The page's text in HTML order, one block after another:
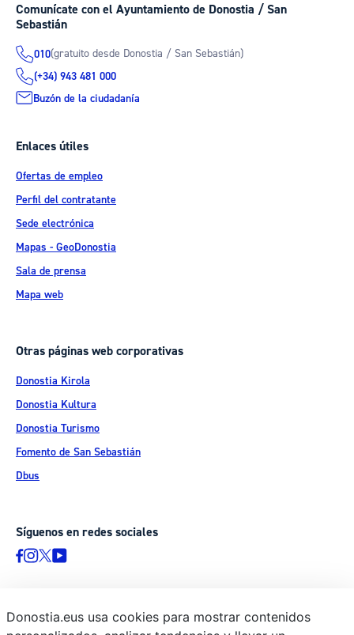
Comunícate con el Ayuntamiento de Donostia / San
Sebastián
010(gratuito desde Donostia / San Sebastián)
(+34) 943 481 000
Buzón de la ciudadanía
Enlaces útiles
Ofertas de empleo
Perfil del contratante
Sede electrónica
Mapas - GeoDonostia
Sala de prensa
Mapa web
Otras páginas web corporativas
Donostia Kirola
Donostia Kultura
Donostia Turismo
Fomento de San Sebastián
Dbus
Síguenos en redes sociales
© Donostiako Udala - Ayuntamiento de Donostia / San Sebastián
Donostia.eus usa cookies para mostrar contenidos